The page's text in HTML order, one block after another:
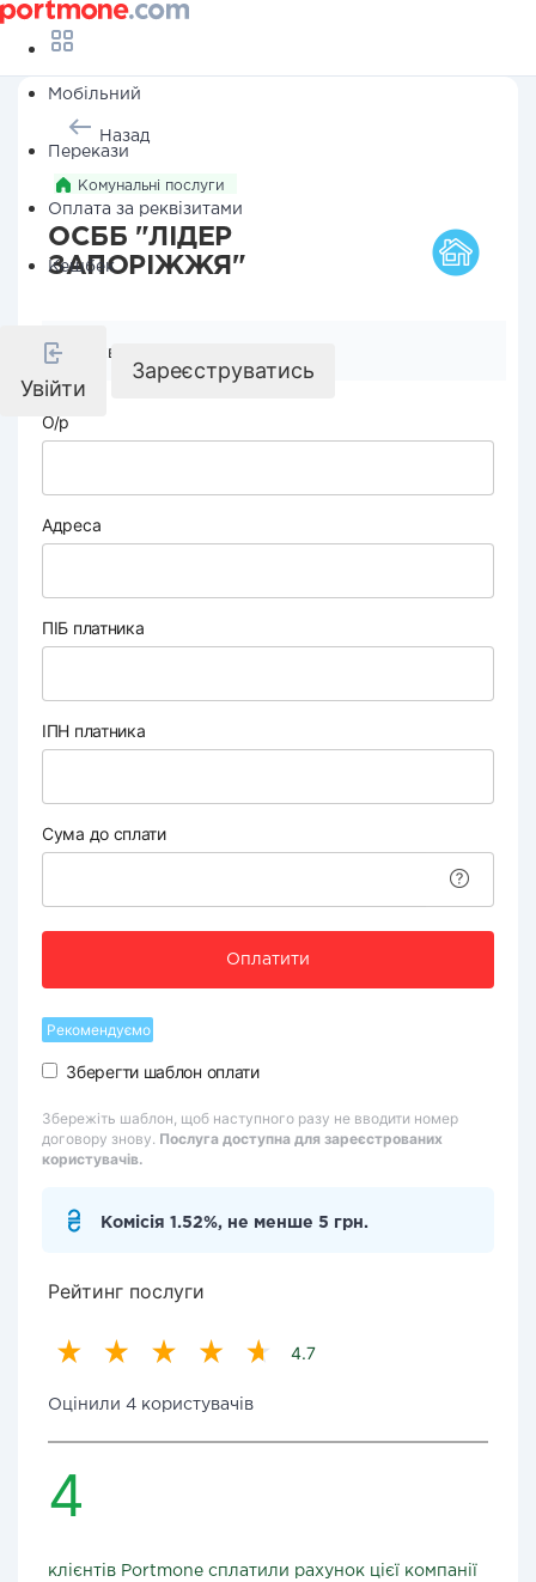
Мобільний
Перекази
Оплата за реквізитами
Кешбек
Увійти
Зареєструватись
Назад
Комунальні послуги
ОСББ "ЛІДЕР
ЗАПОРІЖЖЯ"
Реквізити компанії
О/р
Адреса
ПІБ платника
ІПН платника
Сума до сплати
Оплатити
Рекомендуємо
Зберегти шаблон оплати
Збережіть шаблон, щоб наступного разу не вводити номер
договору знову. Послуга доступна для зареєстрованих
користувачів.
Комісія 1.52%, не менше 5 грн.
Рейтинг послуги
4.7
Оцінили 4 користувачів
4
клієнтів Portmone сплатили рахунок цієї компанії